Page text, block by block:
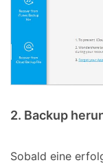
2. Backup
Sobald eine